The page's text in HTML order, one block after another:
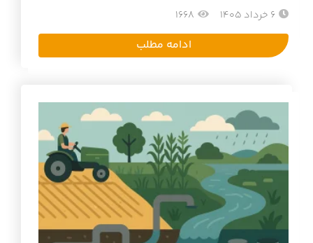
6 خرداد 1405 1668
ادامه مطلب